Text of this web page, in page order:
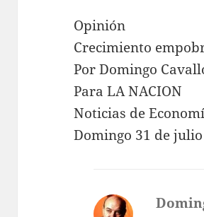
Opinión
Crecimiento
Por Domingo
Para LA NACION
Noticias de
Domingo 31 de